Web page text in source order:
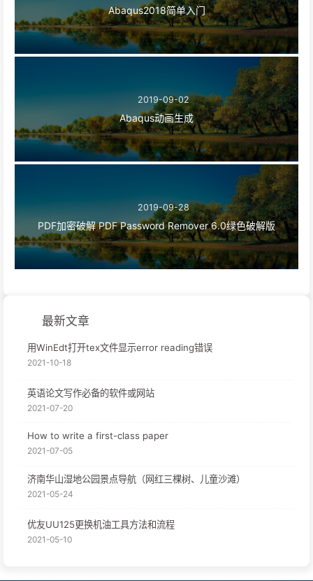
Abaqus2018简单入门
2019-09-02
Abaqus动画生成
2019-09-28
PDF加密破解 PDF Password Remover 6.0绿色破解版
最新文章
用WinEdt打开tex文件显示error reading错误
2021-10-18
英语论文写作必备的软件或网站
2021-07-20
How to write a first-class paper
2021-07-05
济南华山湿地公园景点导航（网红三棵树、儿童沙滩）
2021-05-24
优友UU125更换机油工具方法和流程
2021-05-10